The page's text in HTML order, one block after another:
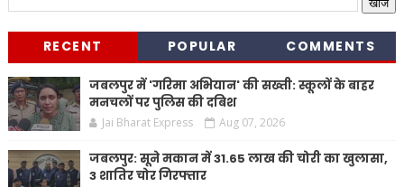
RECENT POPULAR COMMENTS
जबलपुर में 'गरिमा अभियान' की सख्ती: स्कूलों के बाहर
मनचलों पर पुलिस की दबिश
Jai Bharat Express Aug 07, 2026
जबलपुर: सूने मकान में 31.65 लाख की चोरी का खुलासा,
3 शातिर चोर गिरफ्तार